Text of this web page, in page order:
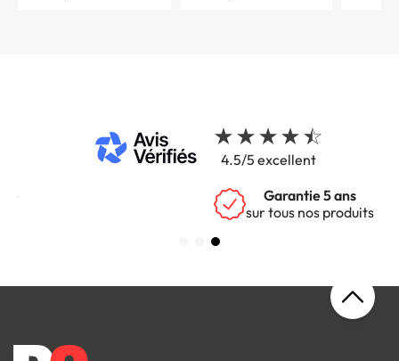
4.5/5 excellent
Garantie 5 ans
sur tous nos produits